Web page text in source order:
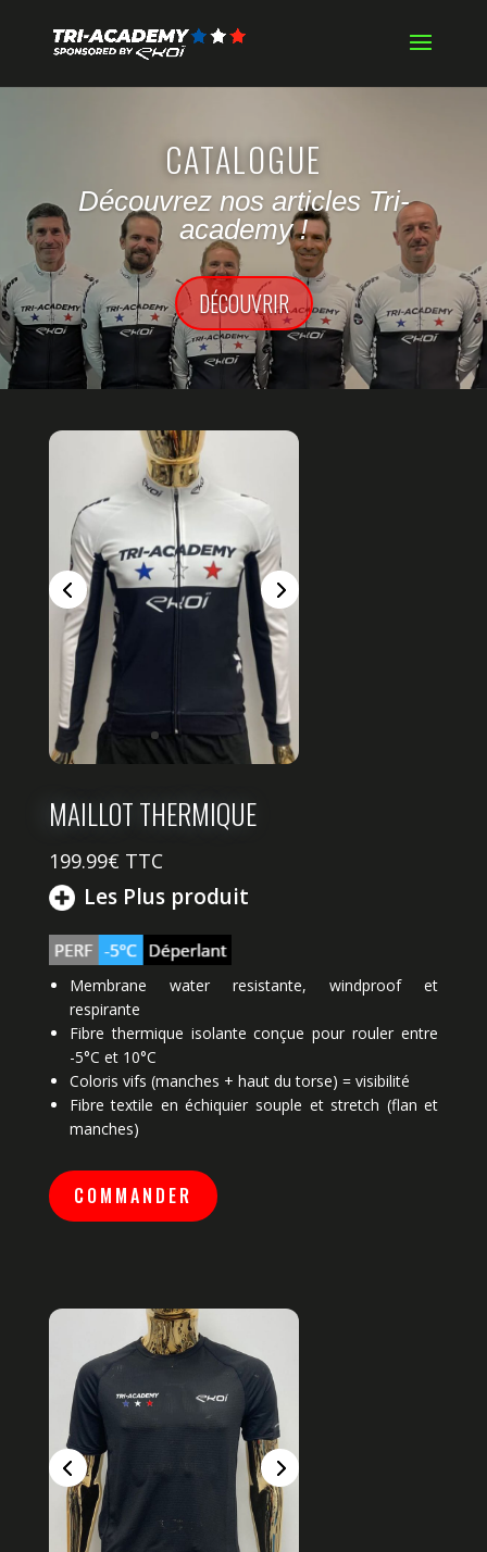
CATALOGUE
Découvrez nos articles Tri-
academy !
DÉCOUVRIR
MAILLOT THERMIQUE
199.99€ TTC
Les Plus produit
Membrane water resistante, windproof et
respirante
Fibre thermique isolante conçue pour rouler entre
-5°C et 10°C
Coloris vifs (manches + haut du torse) = visibilité
Fibre textile en échiquier souple et stretch (flan et
manches)
COMMANDER